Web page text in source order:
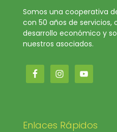
Somos una cooperativa
con 50 años de
desarrollo económico y
nuestros asociados.
Enlaces Rápidos